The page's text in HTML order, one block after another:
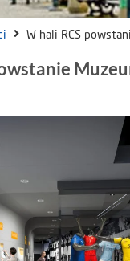
W hali RCS